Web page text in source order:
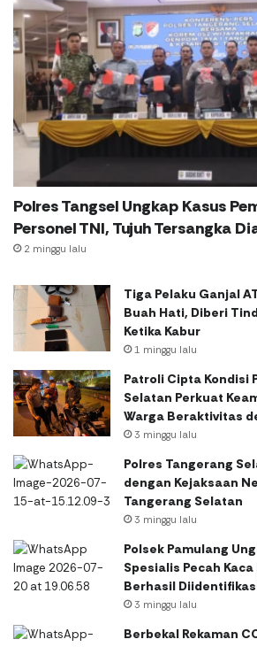
Polres Tangsel Ungkap Kasus
Personel TNI, Tujuh Tersangka
2 minggu lalu
Tiga Pelaku Ganjal
Buah Hati, Diberi
Ketika Kabur
1 minggu lalu
Patroli Cipta Kondisi
Selatan Perkuat
Warga Beraktivitas
3 minggu lalu
Polres Tangerang
dengan Kejaksaan
Tangerang Selatan
3 minggu lalu
Polsek Pamulang
Spesialis Pecah
Berhasil
3 minggu lalu
Berbekal Rekaman